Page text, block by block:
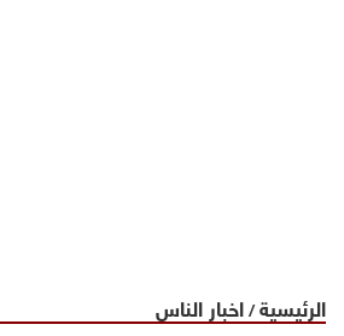
الرئيسية/اخبار الناس